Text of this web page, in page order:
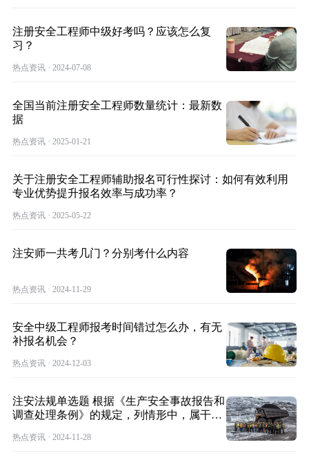
注册安全工程师中级好考吗？应该怎么复
习？
热点资讯 · 2024-07-08
全国当前注册安全工程师数量统计：最新数
据
热点资讯 · 2025-01-21
关于注册安全工程师辅助报名可行性探讨：如何有效利用
专业优势提升报名效率与成功率？
热点资讯 · 2025-05-22
注安师一共考几门？分别考什么内容
热点资讯 · 2024-11-29
安全中级工程师报考时间错过怎么办，有无
补报名机会？
热点资讯 · 2024-12-03
注安法规单选题 根据《生产安全事故报告和
调查处理条例》的规定，列情形中，属干一
热点资讯 · 2024-11-28